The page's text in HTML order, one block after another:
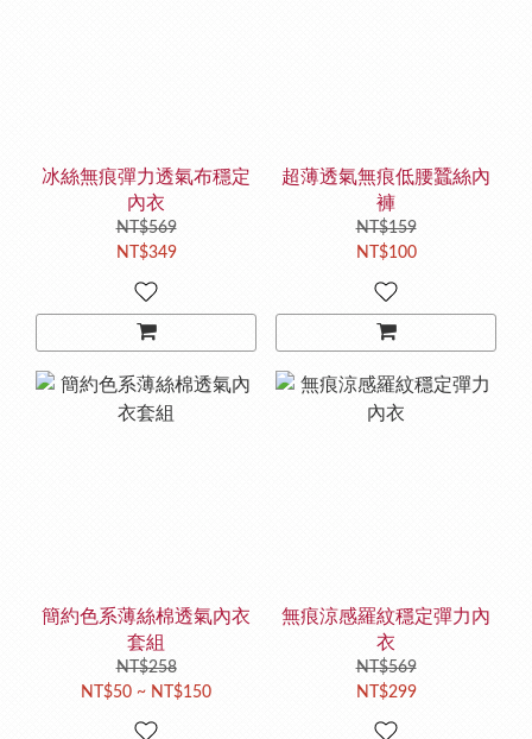
冰絲無痕彈力透氣布穩定
內衣
NT$569
NT$349
超薄透氣無痕低腰蠶絲內
褲
NT$159
NT$100
簡約色系薄絲棉透氣內衣
套組
NT$258
NT$50 ~ NT$150
無痕涼感羅紋穩定彈力內
衣
NT$569
NT$299